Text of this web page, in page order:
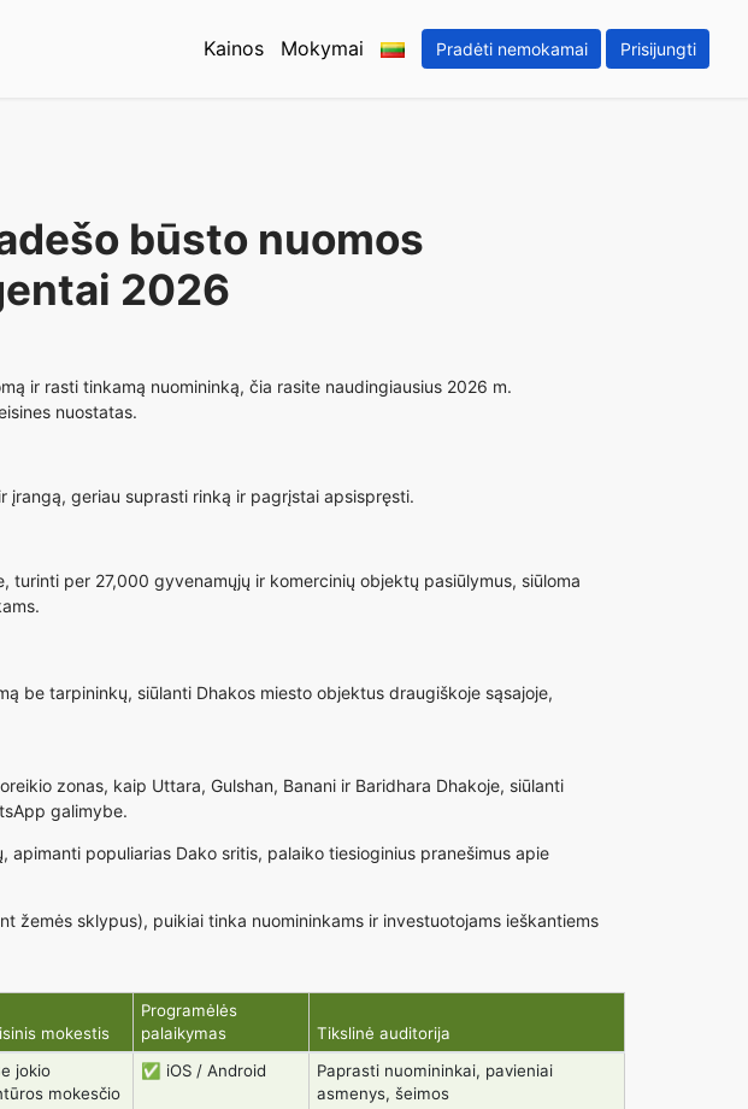
Kainos Mokymai Pradėti nemokamai Prisijungti
būsto nuomos
2026
ir rasti tinkamą nuomininką, čia rasite naudingiausius 2026 m.
nuostatas.
geriau suprasti rinką ir pagrįstai apsispręsti.
per 27,000 gyvenamųjų ir komercinių objektų pasiūlymus, siūloma
be tarpininkų, siūlanti Dhakos miesto objektus draugiškoje sąsajoje,
zonas, kaip Uttara, Gulshan, Banani ir Baridhara Dhakoje, siūlanti
galimybe.
populiarias Dako sritis, palaiko tiesioginius pranešimus apie
sklypus), puikiai tinka nuomininkams ir investuotojams ieškantiems
mokestis
Programėlės
palaikymas
Tikslinė auditorija
jokio
mokesčio
✅ iOS / Android
Paprasti nuomininkai, pavieniai
asmenys, šeimos